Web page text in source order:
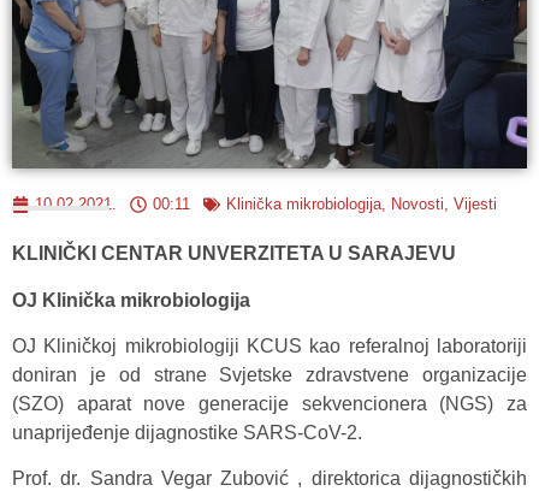
10.02.2021. 00:11 Klinička mikrobiologija, Novosti, Vijesti
KLINIČKI CENTAR UNVERZITETA U SARAJEVU
OJ Klinička mikrobiologija
OJ Kliničkoj mikrobiologiji KCUS kao referalnoj laboratoriji
doniran je od strane Svjetske zdravstvene organizacije
(SZO) aparat nove generacije sekvencionera (NGS) za
unaprijeđenje dijagnostike SARS-CoV-2.
Prof. dr. Sandra Vegar Zubović , direktorica dijagnostičkih